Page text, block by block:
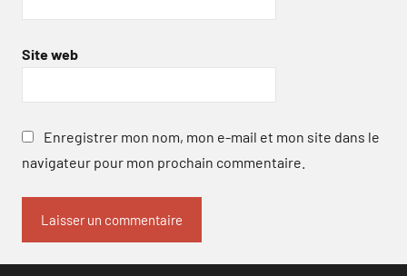
Site web
Enregistrer mon nom, mon e-mail et mon site dans le
navigateur pour mon prochain commentaire.